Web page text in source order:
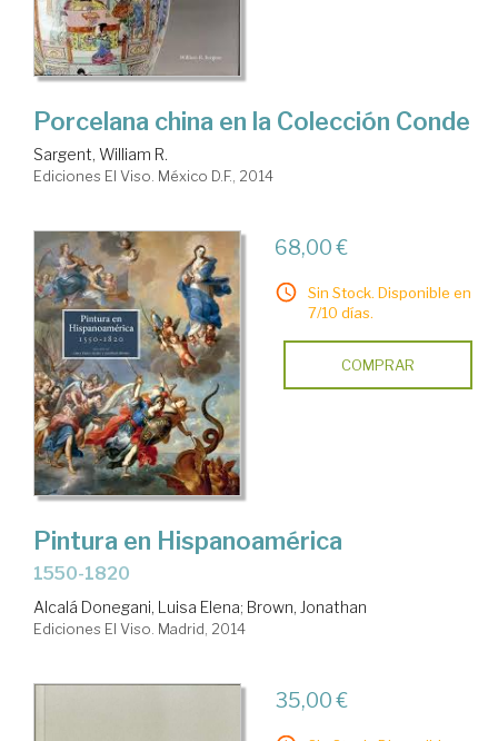
Porcelana china en la Colección Conde
Sargent, William R.
Ediciones El Viso. México D.F., 2014
68,00 €
Sin Stock. Disponible en
7/10 días.
COMPRAR
Pintura en Hispanoamérica
1550-1820
Alcalá Donegani, Luisa Elena; Brown, Jonathan
Ediciones El Viso. Madrid, 2014
35,00 €